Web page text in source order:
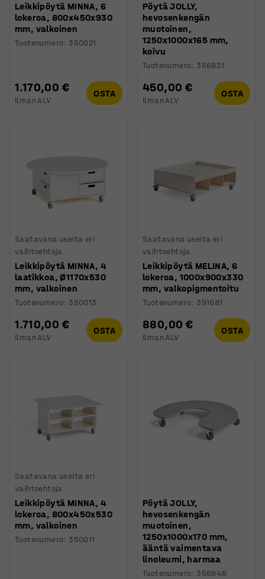
Leikkipöytä MINNA, 6
lokeroa, 800x450x930
mm, valkoinen
Tuotenumero: 350021
1.170,00 €
Ilman ALV
OSTA
Pöytä JOLLY,
hevosenkengän
muotoinen,
1250x1000x165 mm,
koivu
Tuotenumero: 356831
450,00 €
Ilman ALV
OSTA
Saatavana useita eri
vaihtoehtoja
Leikkipöytä MINNA, 4
laatikkoa, Ø1170x530
mm, valkoinen
Tuotenumero: 350013
1.710,00 €
Ilman ALV
OSTA
Saatavana useita eri
vaihtoehtoja
Leikkipöytä MELINA, 6
lokeroa, 1000x900x330
mm, valkopigmentoitu
Tuotenumero: 391681
880,00 €
Ilman ALV
OSTA
Saatavana useita eri
vaihtoehtoja
Leikkipöytä MINNA, 4
lokeroa, 800x450x530
mm, valkoinen
Tuotenumero: 350011
Pöytä JOLLY,
hevosenkengän
muotoinen,
1250x1000x170 mm,
ääntä vaimentava
linoleumi, harmaa
Tuotenumero: 356846